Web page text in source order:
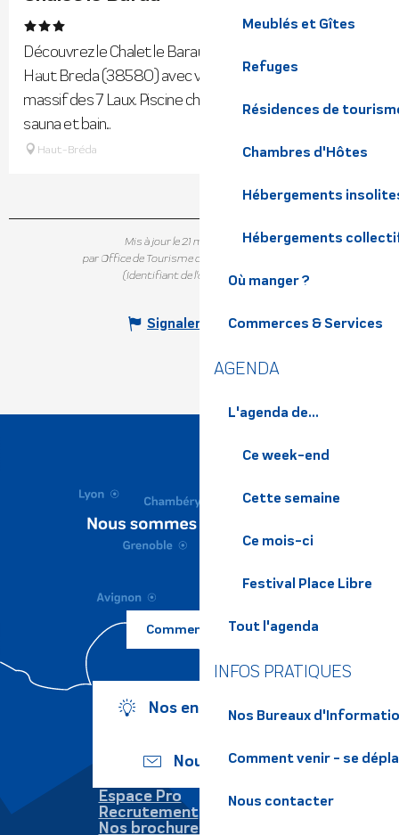
Meublés et Gîtes
Refuges
Résidences de
Chambres d'Hôtes
Hébergements
Hébergements
Où manger ?
Commerces & Services
AGENDA
L'agenda de...
Ce week-end
Cette semaine
Ce mois-ci
Festival Place Libre
Tout l'agenda
INFOS PRATIQUES
Nos Bureaux
Comment venir - se
Nous contacter
Découvrez le Chalet le Barau à 1000m d'altitude Le
Haut Breda (38580) avec vue panoramique sur le
massif des 7 Laux. Piscine chauffée en été, possibilité de
sauna et bain...
Haut-Bréda
Mis à jour le 21 mai 2026 à 10:54
par Office de Tourisme de Belledonne Chartreuse
(Identifiant de l'offre : 5391902
Signaler une erreur
Comment venir ?
Nos engagements
Nous écrire
Espace Pro
Recrutement
Nos brochures